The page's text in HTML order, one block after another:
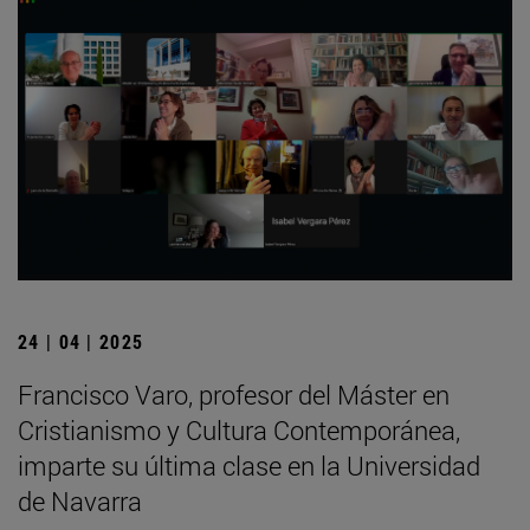
24 | 04 | 2025
Francisco Varo, profesor del Máster en
Cristianismo y Cultura Contemporánea,
imparte su última clase en la Universidad
de Navarra